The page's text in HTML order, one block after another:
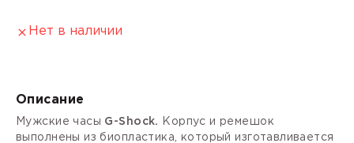
Нет в наличии
Описание
Мужские часы G-Shock.
Корпус и ремешок
выполнены из биопластика, который изготавливается